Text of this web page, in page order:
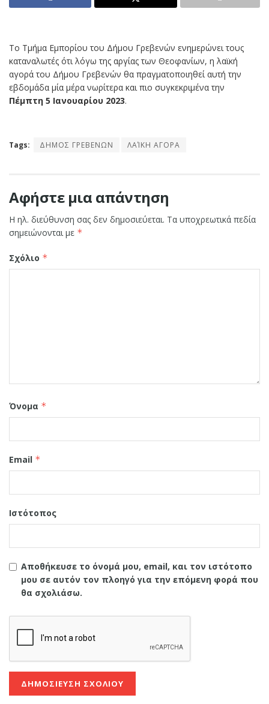
Το Τμήμα Εμπορίου του Δήμου Γρεβενών ενημερώνει τους
καταναλωτές ότι λόγω της αργίας των Θεοφανίων, η λαϊκή
αγορά του Δήμου Γρεβενών θα πραγματοποιηθεί αυτή την
εβδομάδα μία μέρα νωρίτερα και πιο συγκεκριμένα την
Πέμπτη 5 Ιανουαρίου 2023.
Tags: ΔΗΜΟΣ ΓΡΕΒΕΝΩΝ ΛΑΊΚΗ ΑΓΟΡΑ
Αφήστε μια απάντηση
Η ηλ. διεύθυνση σας δεν δημοσιεύεται. Τα υποχρεωτικά πεδία
σημειώνονται με *
Σχόλιο *
Όνομα *
Email *
Ιστότοπος
Αποθήκευσε το όνομά μου, email, και τον ιστότοπο
μου σε αυτόν τον πλοηγό για την επόμενη φορά που
θα σχολιάσω.